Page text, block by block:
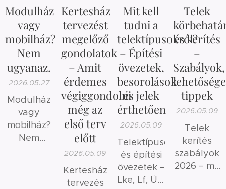
Modulház
vagy
mobilház?
Nem
ugyanaz.
2026.05.27
Modulház
vagy
mobilház?
Nem
Kertesház
tervezést
megelőző
gondolatok
– Amit
érdemes
végiggondolni
még az
első terv
előtt
2026.05.09
Kertesház
tervezés
Mit kell
tudni a
telektípusokról?
– Építési
övezetek,
besorolások
és jelek
érthetően
2026.05.09
Telektípusok
és építési
övezetek –
Lke, Lf, Üh,
Telek
és kerítés
–
Szabályok,
tippek
2026.05.09
Telek
kerítés
szabályok
2026 – mit